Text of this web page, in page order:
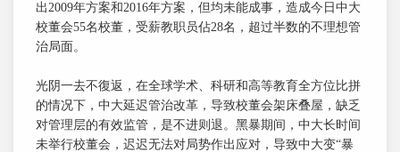
出2009年方案和2016年方案，但均未能成事，造成今日中大
校董会55名校董，受薪教职员佔28名，超过半数的不理想管
治局面。
光阴一去不復返，在全球学术、科研和高等教育全方位比拼
的情况下，中大延迟管治改革，导致校董会架床叠屋，缺乏
对管理层的有效监管，是不进则退。黑暴期间，中大长时间
未举行校董会，迟迟无法对局势作出应对，导致中大变“暴